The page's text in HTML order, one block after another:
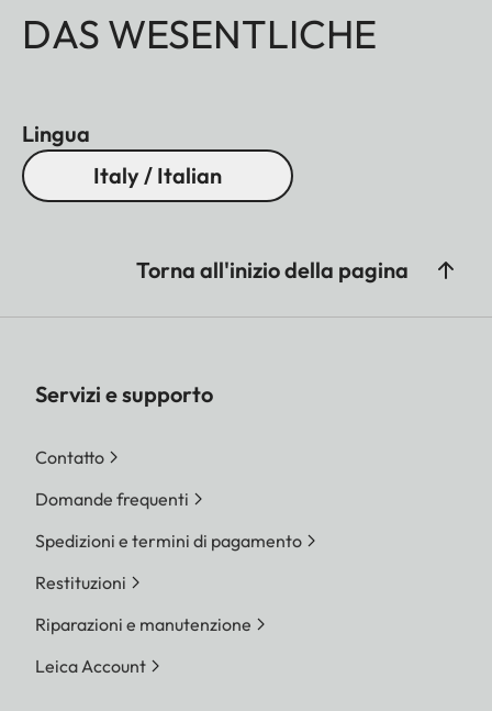
DAS WESENTLICHE
Lingua
Italy / Italian
Torna all'inizio della pagina
Servizi e supporto
Contatto
Domande frequenti
Spedizioni e termini di pagamento
Restituzioni
Riparazioni e manutenzione
Leica Account